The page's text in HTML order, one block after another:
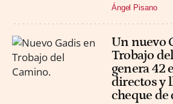
Ángel Pisano
Un nuevo
Trobajo
genera 42
directos y
cheque de